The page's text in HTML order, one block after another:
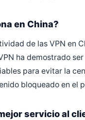
en China?
de las VPN en
ha demostrado
para evitar la
bloqueado en el
servicio al